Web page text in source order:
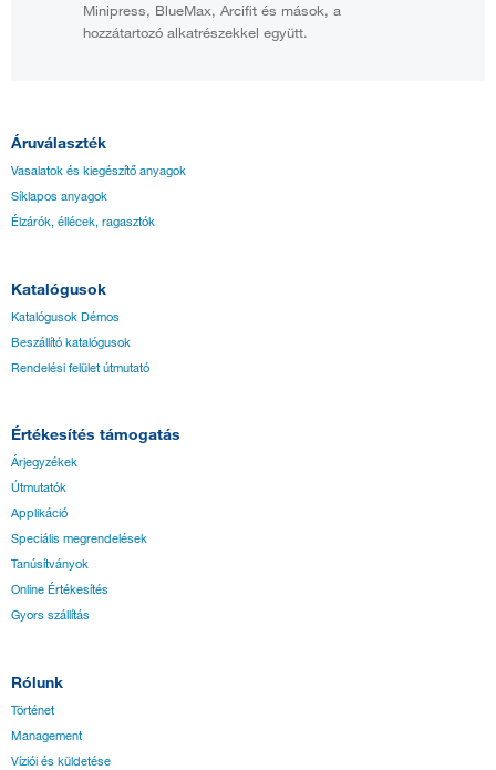
Minipress, BlueMax, Arcifit és mások, a
hozzátartozó alkatrészekkel együtt.
Áruválaszték
Vasalatok és kiegészítő anyagok
Síklapos anyagok
Élzárók, éllécek, ragasztók
Katalógusok
Katalógusok Démos
Beszállító katalógusok
Rendelési felület útmutató
Értékesítés támogatás
Árjegyzékek
Útmutatók
Applikáció
Speciális megrendelések
Tanúsítványok
Online Értékesítés
Gyors szállítás
Rólunk
Történet
Management
Víziói és küldetése